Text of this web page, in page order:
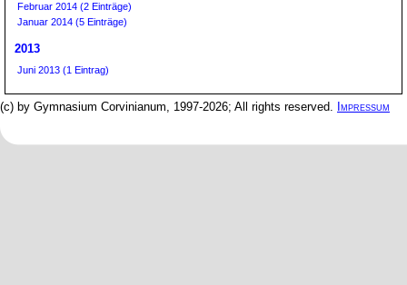
Februar 2014 (2 Einträge)
Januar 2014 (5 Einträge)
2013
Juni 2013 (1 Eintrag)
(c) by Gymnasium Corvinianum, 1997-2026; All rights reserved. Impressum